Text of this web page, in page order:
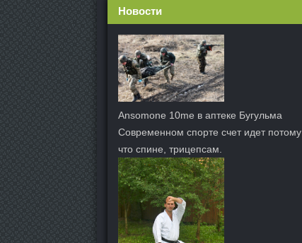
Новости
Ansomone 10me в аптеке Бугульма
Современном спорте счет идет потому
что спине, трицепсам.